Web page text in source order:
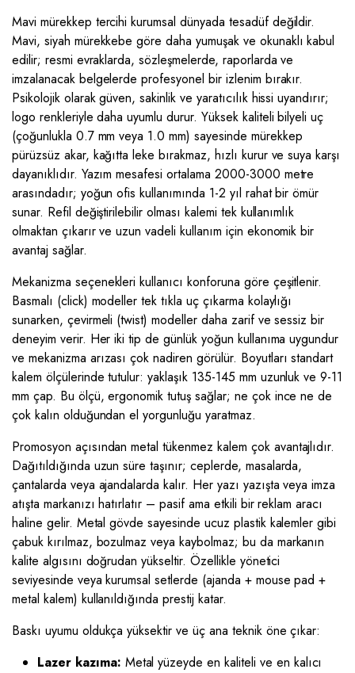
Mavi mürekkep tercihi kurumsal dünyada tesadüf değildir.
Mavi, siyah mürekkebe göre daha yumuşak ve okunaklı kabul
edilir; resmi evraklarda, sözleşmelerde, raporlarda ve
imzalanacak belgelerde profesyonel bir izlenim bırakır.
Psikolojik olarak güven, sakinlik ve yaratıcılık hissi uyandırır;
logo renkleriyle daha uyumlu durur. Yüksek kaliteli bilyeli uç
(çoğunlukla 0.7 mm veya 1.0 mm) sayesinde mürekkep
pürüzsüz akar, kağıtta leke bırakmaz, hızlı kurur ve suya karşı
dayanıklıdır. Yazım mesafesi ortalama 2000-3000 metre
arasındadır; yoğun ofis kullanımında 1-2 yıl rahat bir ömür
sunar. Refil değiştirilebilir olması kalemi tek kullanımlık
olmaktan çıkarır ve uzun vadeli kullanım için ekonomik bir
avantaj sağlar.
Mekanizma seçenekleri kullanıcı konforuna göre çeşitlenir.
Basmalı (click) modeller tek tıkla uç çıkarma kolaylığı
sunarken, çevirmeli (twist) modeller daha zarif ve sessiz bir
deneyim verir. Her iki tip de günlük yoğun kullanıma uygundur
ve mekanizma arızası çok nadiren görülür. Boyutları standart
kalem ölçülerinde tutulur: yaklaşık 135-145 mm uzunluk ve 9-11
mm çap. Bu ölçü, ergonomik tutuş sağlar; ne çok ince ne de
çok kalın olduğundan el yorgunluğu yaratmaz.
Promosyon açısından metal tükenmez kalem çok avantajlıdır.
Dağıtıldığında uzun süre taşınır; ceplerde, masalarda,
çantalarda veya ajandalarda kalır. Her yazı yazışta veya imza
atışta markanızı hatırlatır – pasif ama etkili bir reklam aracı
haline gelir. Metal gövde sayesinde ucuz plastik kalemler gibi
çabuk kırılmaz, bozulmaz veya kaybolmaz; bu da markanın
kalite algısını doğrudan yükseltir. Özellikle yönetici
seviyesinde veya kurumsal setlerde (ajanda + mouse pad +
metal kalem) kullanıldığında prestij katar.
Baskı uyumu oldukça yüksektir ve üç ana teknik öne çıkar:
Lazer kazıma: Metal yüzeyde en kaliteli ve en kalıcı